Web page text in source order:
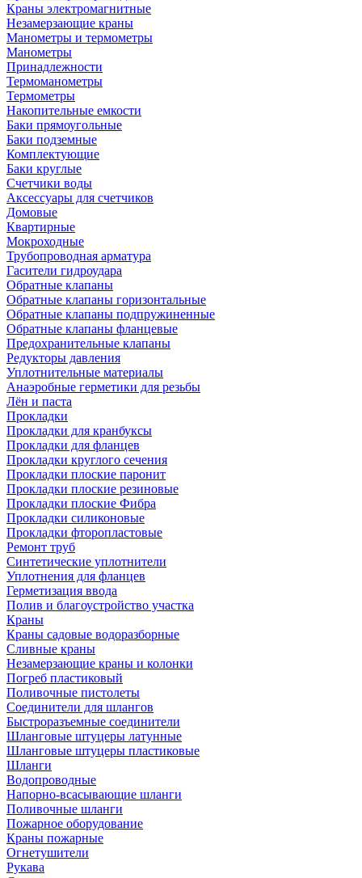
Краны электромагнитные
Незамерзающие краны
Манометры и термометры
Манометры
Принадлежности
Термоманометры
Термометры
Накопительные емкости
Баки прямоугольные
Баки подземные
Комплектующие
Баки круглые
Счетчики воды
Аксессуары для счетчиков
Домовые
Квартирные
Мокроходные
Трубопроводная арматура
Гасители гидроудара
Обратные клапаны
Обратные клапаны горизонтальные
Обратные клапаны подпружиненные
Обратные клапаны фланцевые
Предохранительные клапаны
Редукторы давления
Уплотнительные материалы
Анаэробные герметики для резьбы
Лён и паста
Прокладки
Прокладки для кранбуксы
Прокладки для фланцев
Прокладки круглого сечения
Прокладки плоские паронит
Прокладки плоские резиновые
Прокладки плоские Фибра
Прокладки силиконовые
Прокладки фторопластовые
Ремонт труб
Синтетические уплотнители
Уплотнения для фланцев
Герметизация ввода
Полив и благоустройство участка
Краны
Краны садовые водоразборные
Сливные краны
Незамерзающие краны и колонки
Погреб пластиковый
Поливочные пистолеты
Соединители для шлангов
Быстроразъемные соединители
Шланговые штуцеры латунные
Шланговые штуцеры пластиковые
Шланги
Водопроводные
Напорно-всасывающие шланги
Поливочные шланги
Пожарное оборудование
Краны пожарные
Огнетушители
Рукава